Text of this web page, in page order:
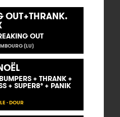
OUT+THRANK.
OUT
(LU)
+ THRANK +
+ SUPER8° + PANIK
- DOUR